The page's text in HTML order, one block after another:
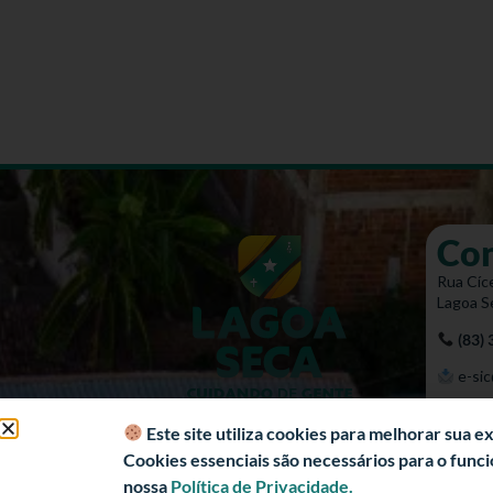
Rua
Lagoa
(83)
e-
Este site utiliza cookies para melhorar sua
Cookies essenciais são necessários para o
nossa Política de Privacidade.